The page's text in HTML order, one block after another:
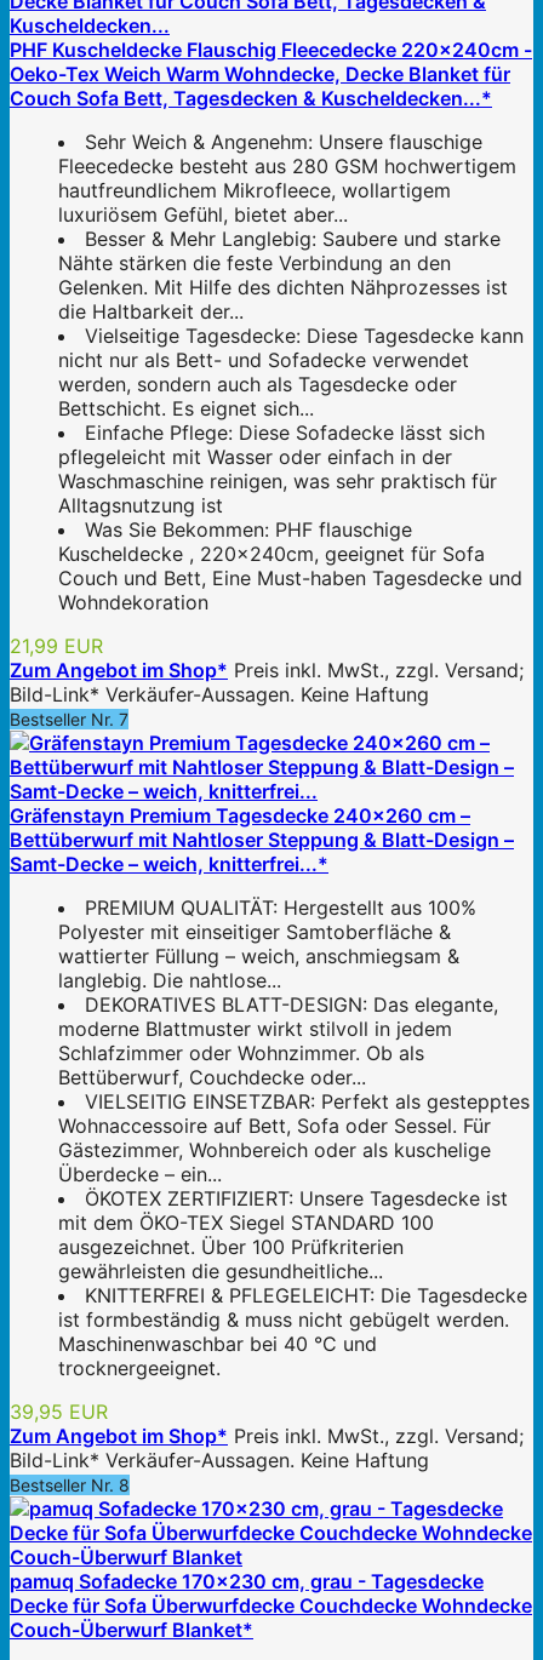
PHF Kuscheldecke Flauschig Fleecedecke 220x240cm -
Oeko-Tex Weich Warm Wohndecke, Decke Blanket für
Couch Sofa Bett, Tagesdecken & Kuscheldecken...*
Sehr Weich & Angenehm: Unsere flauschige
Fleecedecke besteht aus 280 GSM hochwertigem
hautfreundlichem Mikrofleece, wollartigem
luxuriösem Gefühl, bietet aber...
Besser & Mehr Langlebig: Saubere und starke
Nähte stärken die feste Verbindung an den
Gelenken. Mit Hilfe des dichten Nähprozesses ist
die Haltbarkeit der...
Vielseitige Tagesdecke: Diese Tagesdecke kann
nicht nur als Bett- und Sofadecke verwendet
werden, sondern auch als Tagesdecke oder
Bettschicht. Es eignet sich...
Einfache Pflege: Diese Sofadecke lässt sich
pflegeleicht mit Wasser oder einfach in der
Waschmaschine reinigen, was sehr praktisch für
Alltagsnutzung ist
Was Sie Bekommen: PHF flauschige
Kuscheldecke , 220x240cm, geeignet für Sofa
Couch und Bett, Eine Must-haben Tagesdecke und
Wohndekoration
21,99 EUR
Zum Angebot im Shop* Preis inkl. MwSt., zzgl. Versand;
Bild-Link* Verkäufer-Aussagen. Keine Haftung
Bestseller Nr. 7
Gräfenstayn Premium Tagesdecke 240x260 cm –
Bettüberwurf mit Nahtloser Steppung & Blatt-Design –
Samt-Decke – weich, knitterfrei...*
PREMIUM QUALITÄT: Hergestellt aus 100%
Polyester mit einseitiger Samtoberfläche &
wattierter Füllung – weich, anschmiegsam &
langlebig. Die nahtlose...
DEKORATIVES BLATT-DESIGN: Das elegante,
moderne Blattmuster wirkt stilvoll in jedem
Schlafzimmer oder Wohnzimmer. Ob als
Bettüberwurf, Couchdecke oder...
VIELSEITIG EINSETZBAR: Perfekt als gestepptes
Wohnaccessoire auf Bett, Sofa oder Sessel. Für
Gästezimmer, Wohnbereich oder als kuschelige
Überdecke – ein...
ÖKOTEX ZERTIFIZIERT: Unsere Tagesdecke ist
mit dem ÖKO-TEX Siegel STANDARD 100
ausgezeichnet. Über 100 Prüfkriterien
gewährleisten die gesundheitliche...
KNITTERFREI & PFLEGELEICHT: Die Tagesdecke
ist formbeständig & muss nicht gebügelt werden.
Maschinenwaschbar bei 40 °C und
trocknergeeignet.
39,95 EUR
Zum Angebot im Shop* Preis inkl. MwSt., zzgl. Versand;
Bild-Link* Verkäufer-Aussagen. Keine Haftung
Bestseller Nr. 8
pamuq Sofadecke 170x230 cm, grau - Tagesdecke
Decke für Sofa Überwurfdecke Couchdecke Wohndecke
Couch-Überwurf Blanket*